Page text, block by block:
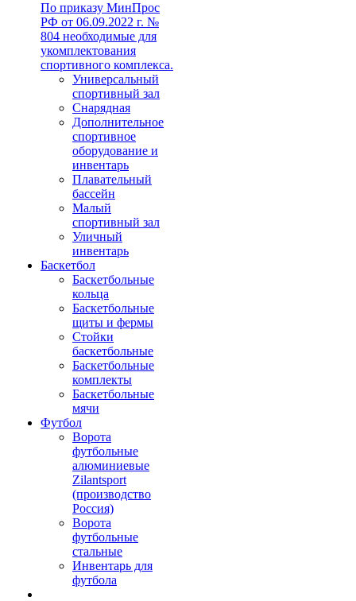
По приказу МинПрос
РФ от 06.09.2022 г. №
804 необходимые для
укомплектования
спортивного комплекса.
Универсальный
спортивный зал
Снарядная
Дополнительное
спортивное
оборудование и
инвентарь
Плавательный
бассейн
Малый
спортивный зал
Уличный
инвентарь
Баскетбол
Баскетбольные
кольца
Баскетбольные
щиты и фермы
Стойки
баскетбольные
Баскетбольные
комплекты
Баскетбольные
мячи
Футбол
Ворота
футбольные
алюминиевые
Zilantsport
(производство
Россия)
Ворота
футбольные
стальные
Инвентарь для
футбола